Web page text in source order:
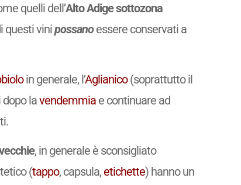
quelli dell’Alto Adige sottozona
questi vinipossanoessere conservati a
in generale, l’Aglianico(soprattutto il
lavendemmiae continuare ad
, in generale è sconsigliato
(tappo, capsula, etichette) hanno un